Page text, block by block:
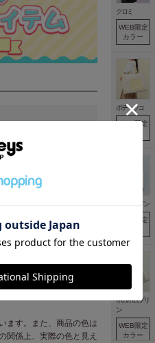
す。
ます。また、商品の色は
関係上、実際の色と見え
クロミ
WEB限定
カラー
ポチャッコ
WEB限定
ハンギョドン
WEB限定
ポムポムプリ
ン
WEB限定
カラー